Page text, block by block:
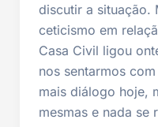
discutir a situação.
ceticismo em
Casa Civil ligou
nos sentarmos
mais diálogo hoje,
mesmas e nada se